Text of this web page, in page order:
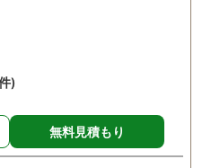
過
し
不
で
)
無料見積もり